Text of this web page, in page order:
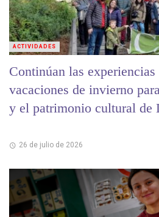
Continúan las experiencias
vacaciones de invierno
y el patrimonio cultural de
26 de julio de 2026
ACTIVIDADES